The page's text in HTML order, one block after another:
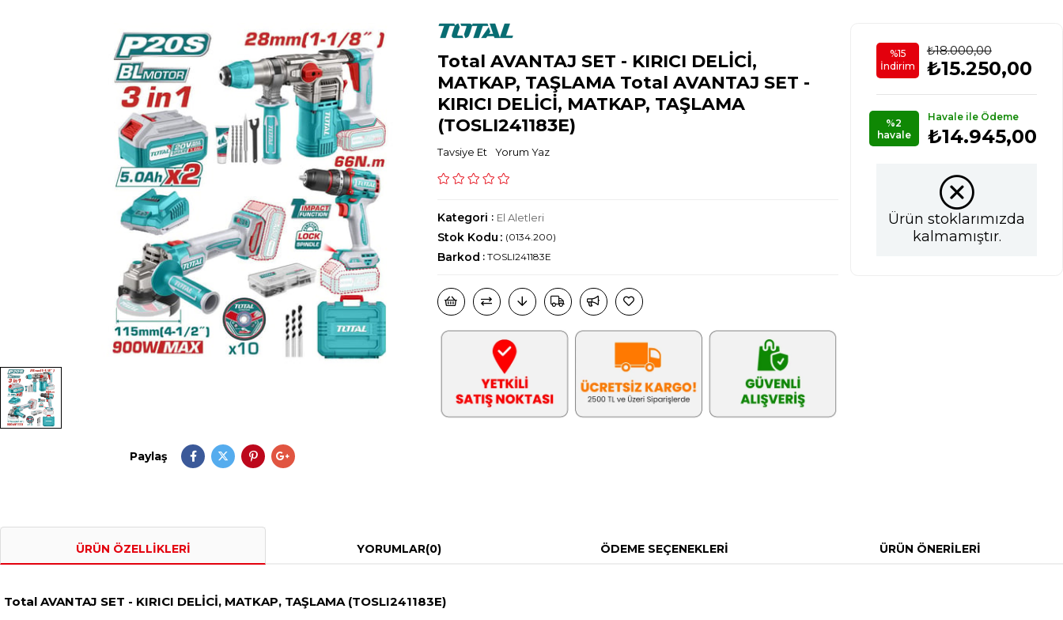
Paylaş
Total AVANTAJ SET - KIRICI DELİCİ,
MATKAP, TAŞLAMA Total AVANTAJ SET -
KIRICI DELİCİ, MATKAP, TAŞLAMA
(TOSLI241183E)
Tavsiye Et Yorum Yaz
Kategori : El Aletleri
(0134.200)
Stok Kodu
Barkod : TOSLI241183E
%15
İndirim
₺18.000,00
₺15.250,00
Havale ile Ödeme
₺14.945,00
%2
havale
Ürün stoklarımızda
kalmamıştır.
ÜRÜN ÖZELLIKLERI YORUMLAR(0) ÖDEME SEÇENEKLERI ÜRÜN ÖNERILERI
Total AVANTAJ SET - KIRICI DELİCİ, MATKAP, TAŞLAMA (TOSLI241183E)